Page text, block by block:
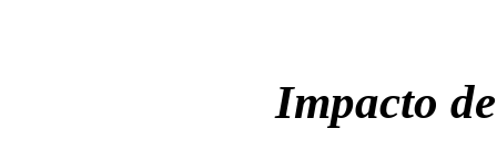
Impacto